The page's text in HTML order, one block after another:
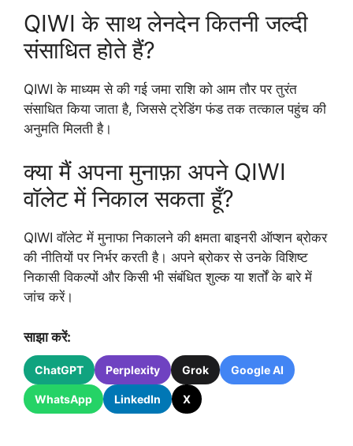
QIWI के साथ लेनदेन कितनी जल्दी
संसाधित होते हैं?
QIWI के माध्यम से की गई जमा राशि को आम तौर पर तुरंत
संसाधित किया जाता है, जिससे ट्रेडिंग फंड तक तत्काल पहुंच की
अनुमति मिलती है।
क्या मैं अपना मुनाफ़ा अपने QIWI
वॉलेट में निकाल सकता हूँ?
QIWI वॉलेट में मुनाफा निकालने की क्षमता बाइनरी ऑप्शन ब्रोकर
की नीतियों पर निर्भर करती है। अपने ब्रोकर से उनके विशिष्ट
निकासी विकल्पों और किसी भी संबंधित शुल्क या शर्तों के बारे में
जांच करें।
साझा करें:
ChatGPT Perplexity Grok Google AI
WhatsApp LinkedIn X